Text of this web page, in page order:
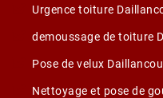
Urgence toiture
demoussage de toiture
Pose de velux
Nettoyage et pose de